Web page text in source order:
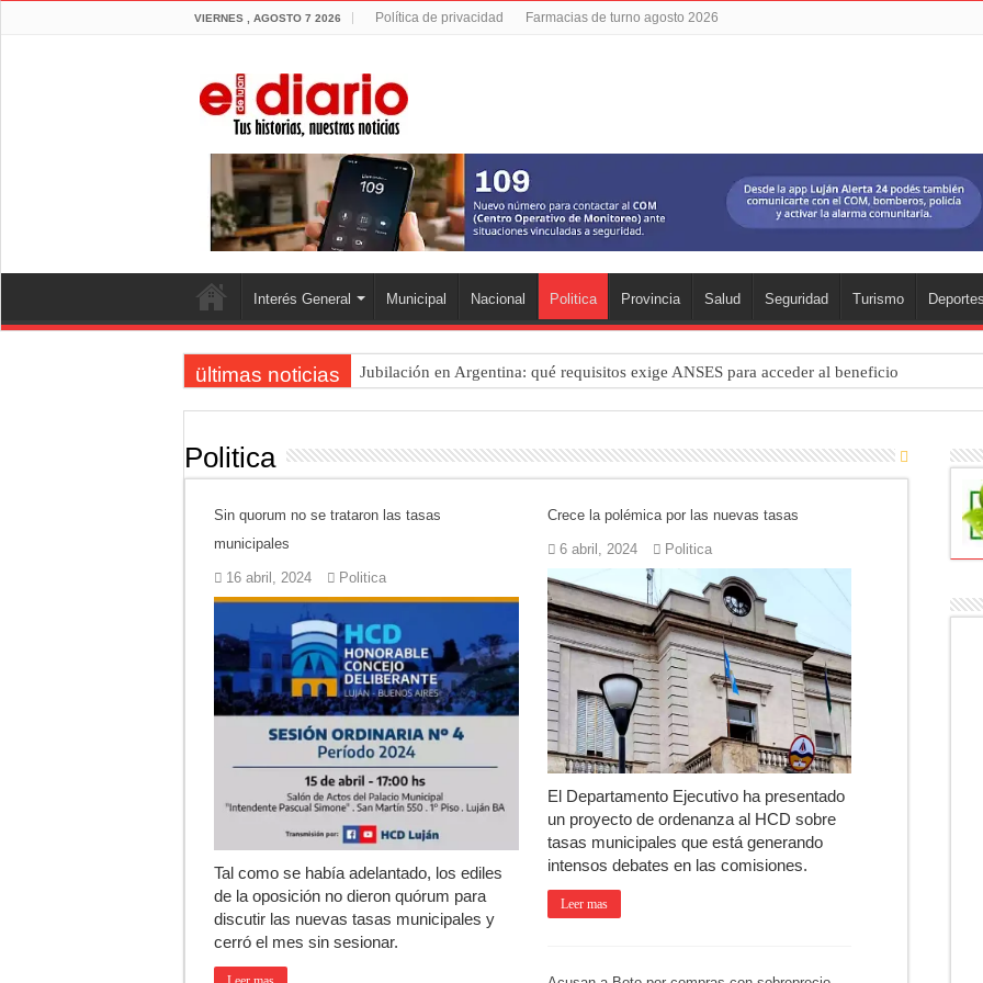
VIERNES , AGOSTO 7 2026 Política de privacidad Farmacias de turno agosto 2026
Interés General Municipal Nacional Politica Provincia Salud Seguridad Turismo
ültimas noticias Jubilación en Argentina: qué requisitos exige ANSES para acceder al beneficio
Opinión: Buscando una mejor educación ambiental
La 5° edición del festival de cine en Luján es una apuesta al arte argentino
Agenda del Teatro Trinidad Guevara: agosto llega con una cartelera para todos los
ANMAT retiró productos tras detectar un robo que compromete su trazabilidad
Fiesta de la Galleta de Campo: Tomás Jofré se prepara para otra celebración tradicional
Luján volvió al Campeonato Provincial de bochas
Torres se prepara para una nueva fiesta gastronómica
Patentes: La Provincia lanzó un asistente virtual para consultar infracciones por WhatsApp
Politica
Sin quorum no se trataron las tasas
municipales
16 abril, 2024 Politica
Tal como se había adelantado, los ediles
de la oposición no dieron quórum para
discutir las nuevas tasas municipales y
cerró el mes sin sesionar.
Crece la polémica por las nuevas tasas
6 abril, 2024 Politica
El Departamento Ejecutivo ha presentado
un proyecto de ordenanza al HCD sobre
tasas municipales que está generando
intensos debates en las comisiones.
Leer mas